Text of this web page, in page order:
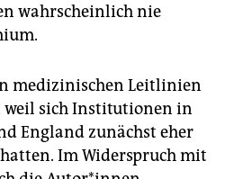
wahrscheinlich nie
medizinischen Leitlinien
sich Institutionen in
England zunächst eher
Im Widerspruch mit